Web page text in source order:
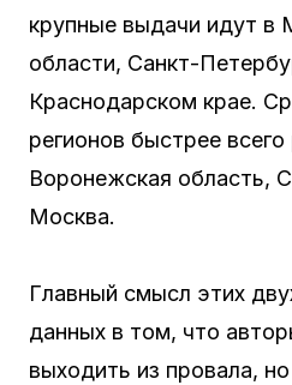
крупные выдачи идут в
области, Санкт-
Краснодарском крае.
регионов быстрее всего
Воронежская область,
Москва.
Главный смысл этих
данных в том, что
выходить из провала,